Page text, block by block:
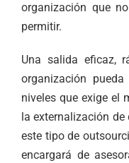
organización que
permitir.
Una salida eficaz,
organización
niveles que exige el
la externalización
este tipo de
encargará de